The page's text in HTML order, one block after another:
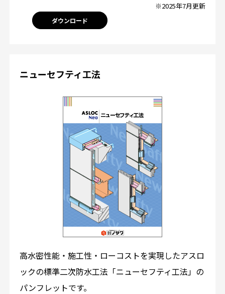
※2025年7月更新
ダウンロード
ニューセフティ工法
高水密性能・施工性・ローコストを実現したアスロ
ックの標準二次防水工法「ニューセフティ工法」の
パンフレットです。